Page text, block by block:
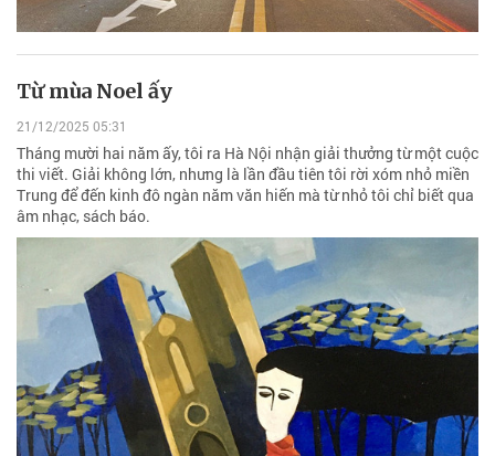
Từ mùa Noel ấy
21/12/2025 05:31
Tháng mười hai năm ấy, tôi ra Hà Nội nhận giải thưởng từ một cuộc
thi viết. Giải không lớn, nhưng là lần đầu tiên tôi rời xóm nhỏ miền
Trung để đến kinh đô ngàn năm văn hiến mà từ nhỏ tôi chỉ biết qua
âm nhạc, sách báo.